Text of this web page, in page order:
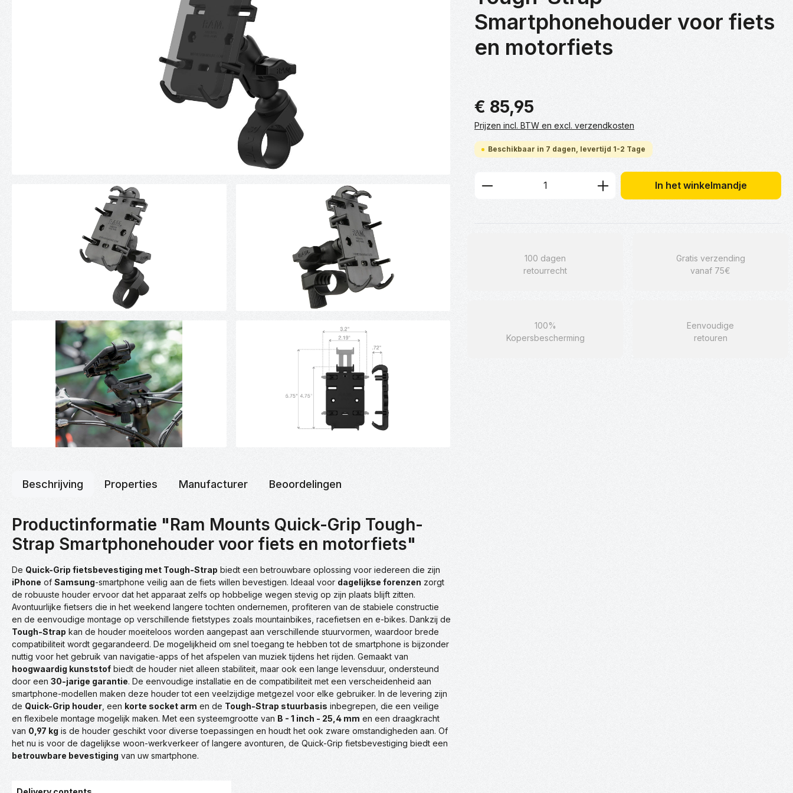
Smartphonehouder voor fiets
en motorfiets
€ 85,95
Prijzen incl. BTW en excl. verzendkosten
Beschikbaar in 7 dagen, levertijd 1-2 Tage
Producthoeveelheid: Voer de gewenste
In het winkelmandje
100 dagen
retourrecht
Gratis verzending
vanaf 75€
100%
Kopersbescherming
Eenvoudige
retouren
Beschrijving Properties Manufacturer Beoordelingen
Productinformatie "Ram Mounts Quick-Grip Tough-
Strap Smartphonehouder voor fiets en motorfiets"
De Quick-Grip fietsbevestiging met Tough-Strap biedt een betrouwbare oplossing voor iedereen die zijn
iPhone of Samsung-smartphone veilig aan de fiets willen bevestigen. Ideaal voor dagelijkse forenzen zorgt
de robuuste houder ervoor dat het apparaat zelfs op hobbelige wegen stevig op zijn plaats blijft zitten.
Avontuurlijke fietsers die in het weekend langere tochten ondernemen, profiteren van de stabiele constructie
en de eenvoudige montage op verschillende fietstypes zoals mountainbikes, racefietsen en e-bikes. Dankzij de
Tough-Strap kan de houder moeiteloos worden aangepast aan verschillende stuurvormen, waardoor brede
compatibiliteit wordt gegarandeerd. De mogelijkheid om snel toegang te hebben tot de smartphone is bijzonder
nuttig voor het gebruik van navigatie-apps of het afspelen van muziek tijdens het rijden. Gemaakt van
hoogwaardig kunststof biedt de houder niet alleen stabiliteit, maar ook een lange levensduur, ondersteund
door een 30-jarige garantie. De eenvoudige installatie en de compatibiliteit met een verscheidenheid aan
smartphone-modellen maken deze houder tot een veelzijdige metgezel voor elke gebruiker. In de levering zijn
de Quick-Grip houder , een korte socket arm en de Tough-Strap stuurbasis inbegrepen, die een veilige
en flexibele montage mogelijk maken. Met een systeemgrootte van B - 1 inch - 25,4 mm en een draagkracht
van 0,97 kg is de houder geschikt voor diverse toepassingen en houdt het ook zware omstandigheden aan. Of
het nu is voor de dagelijkse woon-werkverkeer of langere avonturen, de Quick-Grip fietsbevestiging biedt een
betrouwbare bevestiging van uw smartphone.